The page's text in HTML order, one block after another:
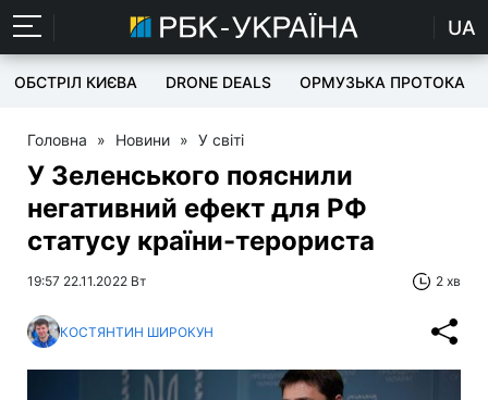
UA
ОБСТРІЛ КИЄВА DRONE DEALS ОРМУЗЬКА ПРОТОКА
Головна » Новини » У світі
У Зеленського пояснили
негативний ефект для РФ
статусу країни-терориста
19:57 22.11.2022 Вт 2 хв
КОСТЯНТИН ШИРОКУН